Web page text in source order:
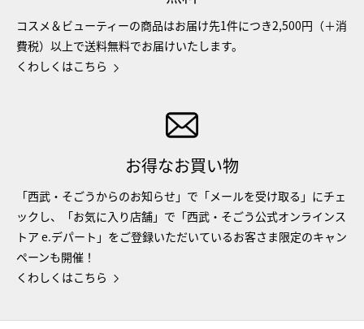
コスメ＆ビューティーの商品はお届け先1件につき2,500円（＋消
費税）以上で送料無料でお届けいたします。
くわしくはこちら
お得なお買い物
「西武・そごうからのお知らせ」で「メールを受け取る」にチェ
ックし、「お気に入り店舗」で「西武・そごう公式オンラインス
トア e.デパート」をご登録いただいているお客さま限定のキャン
ペーンも開催！
くわしくはこちら